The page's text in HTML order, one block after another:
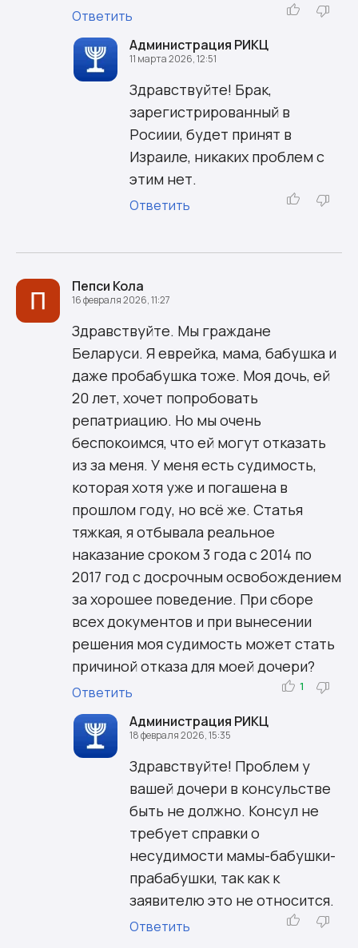
Ответить
Администрация РИКЦ
11 марта 2026, 12:51
Здравствуйте! Брак,
зарегистрированный в
Росиии, будет принят в
Израиле, никаких проблем с
этим нет.
Ответить
Пепси Кола
16 февраля 2026, 11:27
Здравствуйте. Мы граждане
Беларуси. Я еврейка, мама, бабушка и
даже пробабушка тоже. Моя дочь, ей
20 лет, хочет попробовать
репатриацию. Но мы очень
беспокоимся, что ей могут отказать
из за меня. У меня есть судимость,
которая хотя уже и погашена в
прошлом году, но всё же. Статья
тяжкая, я отбывала реальное
наказание сроком 3 года с 2014 по
2017 год с досрочным освобождением
за хорошее поведение. При сборе
всех документов и при вынесении
решения моя судимость может стать
причиной отказа для моей дочери?
1
Ответить
Администрация РИКЦ
18 февраля 2026, 15:35
Здравствуйте! Проблем у
вашей дочери в консульстве
быть не должно. Консул не
требует справки о
несудимости мамы-бабушки-
прабабушки, так как к
заявителю это не относится.
Ответить